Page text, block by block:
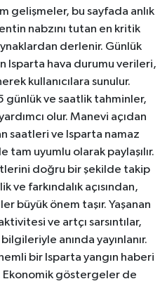
gelişmeler, bu sayfada anlık
nabzını tutan en kritik
derlenir. Günlük
Isparta hava durumu verileri,
kullanıcılara sunulur.
ve saatlik tahminler,
olur. Manevi açıdan
saatleri ve Isparta namaz
uyumlu olarak paylaşılır.
doğru bir şekilde takip
ve farkındalık açısından,
büyük önem taşır. Yaşanan
ve artçı sarsıntılar,
anında yayınlanır.
bir Isparta yangın haberi
Ekonomik göstergeler de